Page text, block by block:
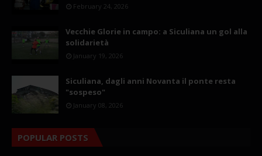
February 24, 2026
Vecchie Glorie in campo: a Siculiana un gol alla
solidarietà
January 19, 2026
Siculiana, dagli anni Novanta il ponte resta
"sospeso"
January 08, 2026
POPULAR POSTS